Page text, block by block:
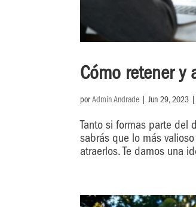
Cómo retener y
porAdmin Andrade |Jun 29, 2023
Tanto si formas parte del
sabrás que lo más
atraerlos. Te damos una